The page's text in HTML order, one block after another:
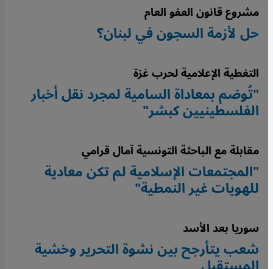
مشروع قانون العفو العام
حل لأزمة السجون في لبنان؟
التغطية الإعلامية لحرب غزة
"تُوصَم بمعاداة السامية لمجرد نقل أخبار
الفلسطينيين كبشر"
مقابلة مع الباحثة التونسية آمال قرامي
"المجتمعات الإسلامية لم تكن معادية
للهويات غير النمطية"
سوريا بعد الأسد
شعب يتأرجح بين نشوة التحرير وخشية